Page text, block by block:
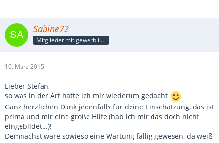
Sabine72
Mitglieder mit gewerblicher Verbindung, auch als Mitarbeiter/in
10. März 2015
Lieber Stefan,
so was in der Art hatte ich mir wiederum gedacht
Ganz herzlichen Dank jedenfalls für deine Einschätzung, das ist
prima und mir eine große Hilfe (hab ich mir das doch nicht
eingebildet...)!
Demnächst wäre sowieso eine Wartung fällig gewesen, da weiß